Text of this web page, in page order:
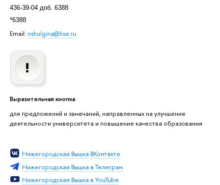
436-39-04 доб. 6388
*6388
Email: nshulgina@hse.ru
Выразительная кнопка
для предложений и замечаний, направленных на улучшение
деятельности университета и повышение качества образования
Нижегородская Вышка ВКонтакте
Нижегородская Вышка в Телеграм
Нижегородская Вышка в YouTube